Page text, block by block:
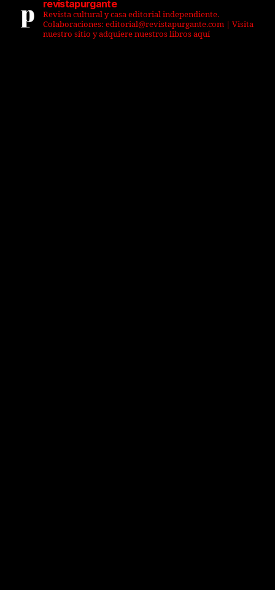
revistapurgante
Revista cultural y casa editorial independiente.
Colaboraciones: editorial@revistapurgante.com | Visita
nuestro sitio y adquiere nuestros libros aquí